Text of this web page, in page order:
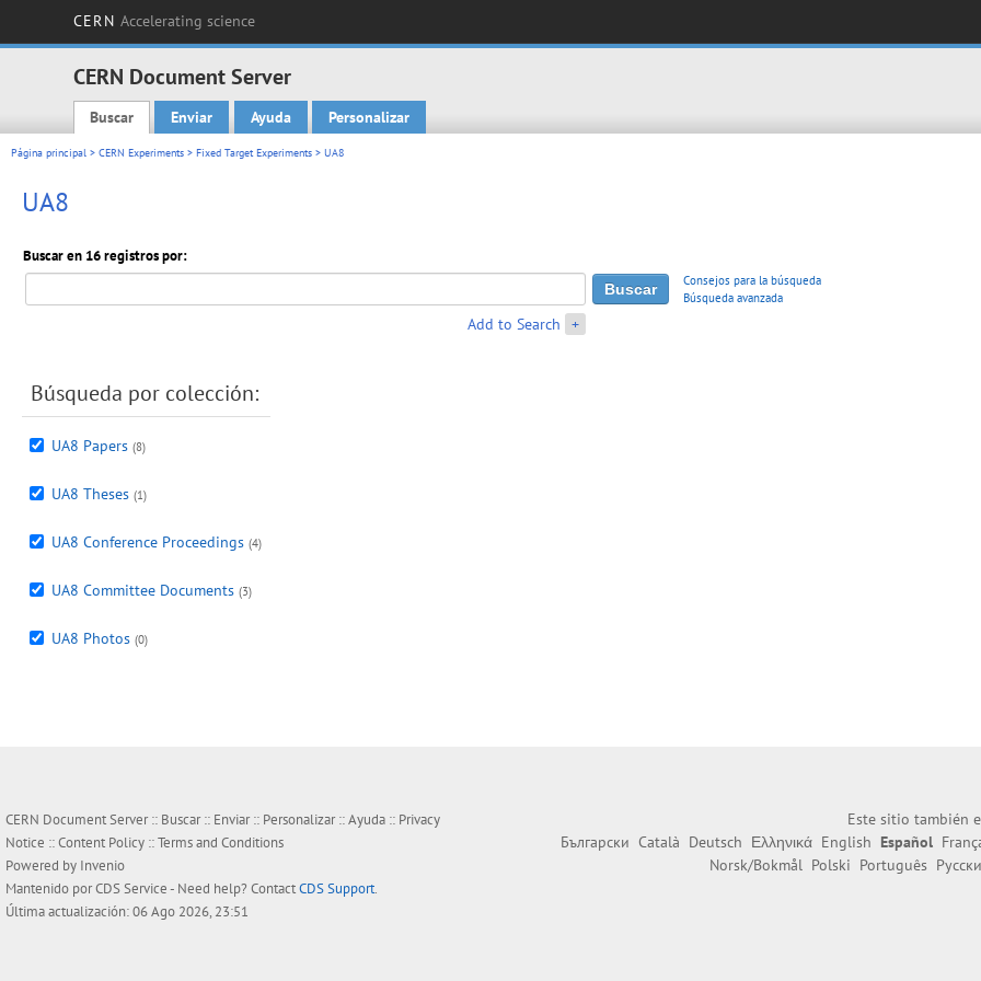
CERN Accelerating science
CERN Document Server
Main menu
Buscar Enviar Ayuda Personalizar
Página principal > CERN Experiments > Fixed Target Experiments > UA8
UA8
Buscar en 16 registros por:
Consejos para la búsqueda
Búsqueda avanzada
Add to Search +
Búsqueda por colección:
UA8 Papers (8)
UA8 Theses (1)
UA8 Conference Proceedings (4)
UA8 Committee Documents (3)
UA8 Photos (0)
CERN Document Server :: Buscar:: Enviar:: Personalizar::Ayuda :: Privacy
Notice ::Content Policy ::Terms and Conditions
Powered by Invenio
Mantenido porCDS Service- Need help? ContactCDS Support.
Última actualización: 06 Ago 2026, 23:51
Este sitio también
Български Català Deutsch Ελληνικά English Español
Norsk/Bokmål Polski Português